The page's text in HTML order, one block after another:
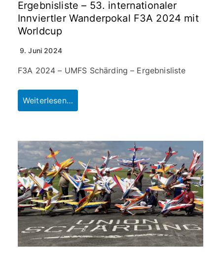
Ergebnisliste – 53. internationaler
Innviertler Wanderpokal F3A 2024 mit
Worldcup
9. Juni 2024
F3A 2024 – UMFS Schärding – Ergebnisliste
Weiterlesen…